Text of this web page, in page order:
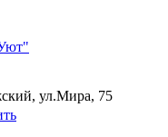
ул.Мира, 75